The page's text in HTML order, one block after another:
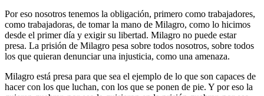
Por eso nosotros tenemos la obligación, primero como trabajadores,
como trabajadoras, de tomar la mano de Milagro, como lo hicimos
desde el primer día y exigir su libertad. Milagro no puede estar
presa. La prisión de Milagro pesa sobre todos nosotros, sobre todos
los que quieran denunciar una injusticia, como una amenaza.
Milagro está presa para que sea el ejemplo de lo que son capaces de
hacer con los que luchan, con los que se ponen de pie. Y por eso la